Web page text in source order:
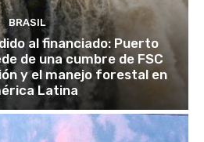
BRASIL
al financiado: Puerto
de una cumbre de FSC
y el manejo forestal en
Latina